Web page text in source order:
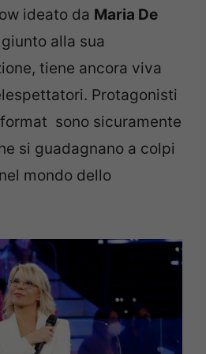
ideato da Maria De
alla sua
tiene ancora viva
Protagonisti
sono sicuramente
si guadagnano a colpi
mondo dello